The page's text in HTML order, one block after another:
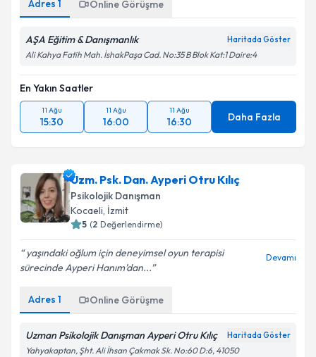
Adres 1 Online Görüşme
AŞA Eğitim & Danışmanlık Haritada Göster
Ali Kahya Fatih Mah. İshakPaşa Cad. No:35 B Blok Kat:1 Daire:4
En Yakın Saatler
11 Ağu
15:30
11 Ağu
16:00
11 Ağu
16:30 Daha Fazla
Uzm. Psk. Dan. Ayperi Otru Kılıç
Psikolojik Danışman
Kocaeli, İzmit
5 (2 Değerlendirme)
yaşındaki oğlum için deneyimsel oyun terapisi
sürecinde Ayperi Hanım’dan...
Devamı
Adres 1 Online Görüşme
Uzman Psikolojik Danışman Ayperi Otru Kılıç Haritada Göster
Yahyakaptan, Şht. Ali İhsan Çakmak Sk. No:60 D:6, 41050